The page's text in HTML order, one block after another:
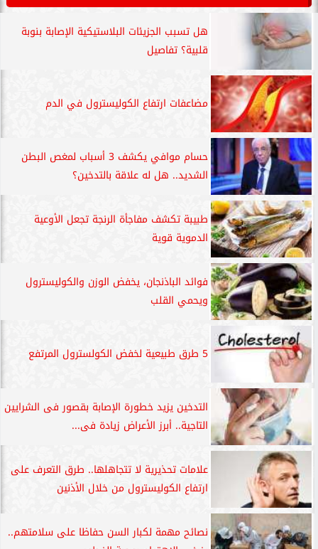
هل تسبب الجزيئات البلاستيكية الإصابة بنوبة
قلبية؟ تفاصيل
مضاعفات ارتفاع الكوليسترول في الدم
حسام موافي يكشف 3 أسباب لمغص البطن
الشديد.. هل له علاقة بالتدخين؟
طبيبة تكشف مفاجأة الرنجة تجعل الأوعية
الدموية قوية
فوائد الباذنجان، يخفض الوزن والكوليسترول
ويحمي القلب
5 طرق طبيعية لخفض الكولسترول المرتفع
التدخين يزيد خطورة الإصابة بقصور فى الشرايين
التاجية.. أبرز الأعراض زيادة فى...
علامات تحذيرية لا تتجاهلها.. طرق التعرف على
ارتفاع الكوليسترول من خلال الأذنين
نصائح مهمة لكبار السن حفاظا على سلامتهم..